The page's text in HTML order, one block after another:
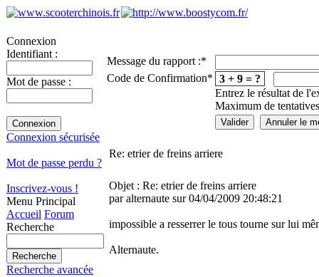
Connexion
Identifiant :
Mot de passe :
Connexion sécurisée
Mot de passe perdu ?
Inscrivez-vous !
Menu Principal
Accueil Forum
Recherche
Recherche avancée
Message du rapport :*
Code de Confirmation* 3 + 9 = ?
Entrez le résultat de
Maximum de
Re: etrier de freins arriere
Objet : Re: etrier de freins arriere
par alternaute sur 04/04/2009 20:48:21
impossible a resserrer le tous tourne sur lui
Alternaute.